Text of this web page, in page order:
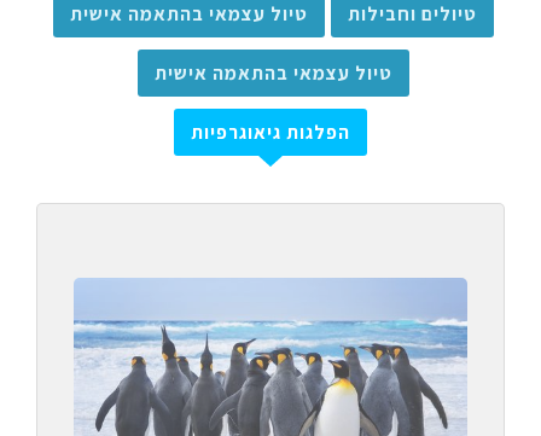
טיולים וחבילות טיול עצמאי בהתאמה אישית
טיול עצמאי בהתאמה אישית
הפלגות גיאוגרפיות